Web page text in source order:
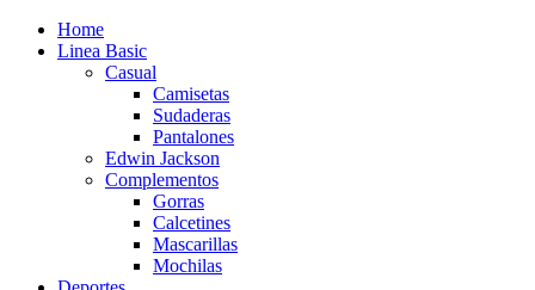
Home
Linea Basic
Casual
Camisetas
Sudaderas
Pantalones
Edwin Jackson
Complementos
Gorras
Calcetines
Mascarillas
Mochilas